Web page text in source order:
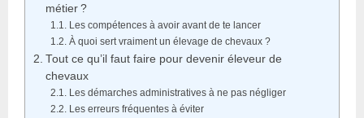
métier ?
Les compétences à avoir avant de te lancer
À quoi sert vraiment un élevage de chevaux ?
Tout ce qu’il faut faire pour devenir éleveur de
chevaux
Les démarches administratives à ne pas négliger
Les erreurs fréquentes à éviter